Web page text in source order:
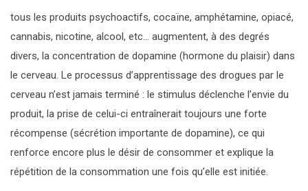
MÉDICAMENTS
PROTOXYDE D’AZOTE
TRAVAIL ATERNATIF PAYÉ À LA JOURNÉE
LE CAP
HISTORIQUE
ORGANISATION
ACTIVITÉS ET CHIFFRES CLÉS
PARTENAIRES
J’AI BESOIN D’AIDE
tous les produits psychoactifs, cocaïne, amphétamine, opiacé,
cannabis, nicotine, alcool, etc… augmentent, à des degrés
divers, la concentration de dopamine (hormone du plaisir) dans
le cerveau. Le processus d’apprentissage des drogues par le
cerveau n’est jamais terminé : le stimulus déclenche l’envie du
produit, la prise de celui-ci entraînerait toujours une forte
récompense (sécrétion importante de dopamine), ce qui
renforce encore plus le désir de consommer et explique la
répétition de la consommation une fois qu’elle est initiée.